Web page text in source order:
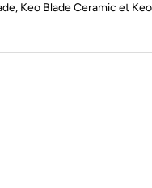
Keo Blade Ceramic et